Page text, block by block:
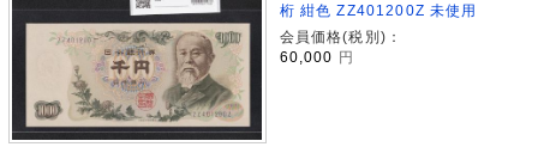
桁 紺色 ZZ401200Z 未使用
会員価格(税別)：
60,000 円